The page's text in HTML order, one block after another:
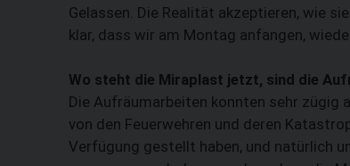
Gelassen. Die Realität akzeptieren, wie
klar, dass wir am Montag anfangen,
Wo steht die Miraplast jetzt, sind die
Die Aufräumarbeiten konnten sehr zügig
von den Feuer­wehren und deren
Verfügung gestellt haben, und natürlich